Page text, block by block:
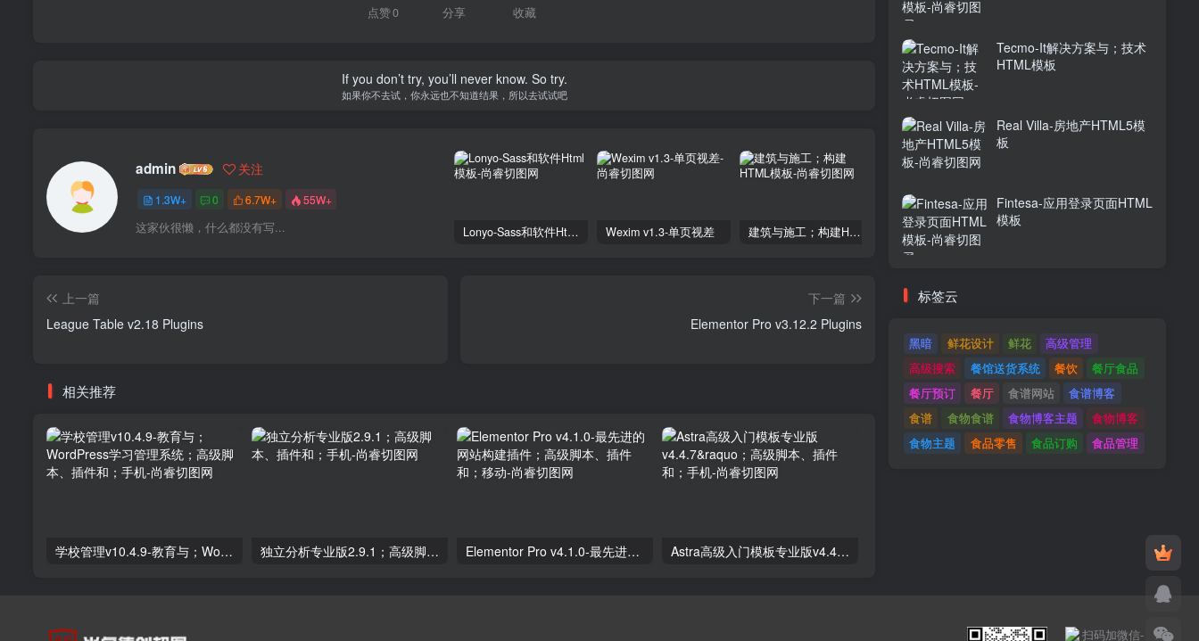
点赞0 分享 收藏
If you don’t try, you’ll never know. So try.
如果你不去试，你永远也不知道结果，所以去试试吧
admin 关注
1.3W+ 0 6.7W+ 55W+
这家伙很懒，什么都没有写... Lonyo-Sass和软件Html模板 Wexim v1.3-单页视差 建筑与施工；构建HTML模板 Tecmo-It解决方案与；技术HTML模板
上一篇
League Table v2.18 Plugins
下一篇
Elementor Pro v3.12.2 Plugins
相关推荐
学校管理v10.4.9-教育与；WordPress学习管理系统；高级脚本、插件和；手机 独立分析专业版2.9.1；高级脚本、插件和；手机 Elementor Pro v4.1.0-最先进的网站构建插件；高级脚本、插件和；移动 Astra高级入门模板专业版v4.4.7&raquo；高级脚本、插件和；手机
Tecmo-It解决方案与；技术
HTML模板
Real Villa-房地产HTML5模
板
Fintesa-应用登录页面HTML
模板
标签云
黑暗 鲜花设计 鲜花
高级管理
高级搜索
餐馆送货系统 餐饮
餐厅食品
餐厅预订
餐厅 食谱网站
食谱博客
食谱
食物食谱 食物博客主题
食物博客
食物主题
食品零售 食品订购 食品管理